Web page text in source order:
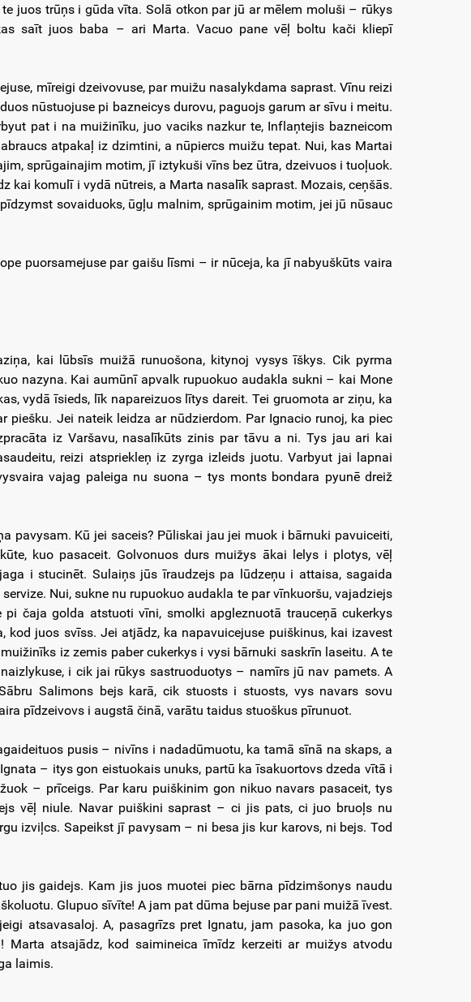
juos trūņs i gūda vīta. Solā otkon par jū ar mēlem moluši – rūkys
saīt juos baba – ari Marta. Vacuo pane vēļ boltu kači kliepī
mīreigi dzeivovuse, par muižu nasalykdama saprast. Vīnu reizi
nūstuojuse pi bazneicys durovu, paguojs garum ar sīvu i meitu.
pat i na muižinīku, juo vaciks nazkur te, Inflaņtejis bazneicom
atpakaļ iz dzimtini, a nūpiercs muižu tepat. Nui, kas Martai
sprūgainajim motim, jī iztykuši vīns bez ūtra, dzeivuos i tuoļuok.
kai komulī i vydā nūtreis, a Marta nasalīk saprast. Mozais, ceņšās.
sovaiduoks, ūgļu malnim, sprūgainim motim, jei jū nūsauc
puorsamejuse par gaišu līsmi – ir nūceja, ka jī nabyuškūts vaira
kai lūbsīs muižā runuošona, kitynoj vysys īškys. Cik pyrma
nazyna. Kai aumūnī apvalk rupuokuo audakla sukni – kai Mone
vydā īsieds, līk napareizuos lītys dareit. Tei gruomota ar ziņu, ka
piešku. Jei nateik leidza ar nūdzierdom. Par Ignacio runoj, ka piec
iz Varšavu, nasalīkūts zinis par tāvu a ni. Tys jau ari kai
reizi atspriekleņ iz zyrga izleids juotu. Varbyut jai lapnai
vajag paleiga nu suona – tys monts bondara pyunē dreiž
pavysam. Kū jei saceis? Pūliskai jau jei muok i bārnuki pavuiceiti,
kuo pasaceit. Golvonuos durs muižys ākai lelys i plotys, vēļ
i stucinēt. Sulaiņs jūs īraudzejs pa lūdzeņu i attaisa, sagaida
Nui, sukne nu rupuokuo audakla te par vīnkuoršu, vajadziejs
čaja golda atstuoti vīni, smolki apgleznuotā trauceņā cukerkys
kod juos svīss. Jei atjādz, ka napavuicejuse puiškinus, kai izavest
iz zemis paber cukerkys i vysi bārnuki saskrīn laseitu. A te
i cik jai rūkys sastruoduotys – namīrs jū nav pamets. A
Salimons bejs karā, cik stuosts i stuosts, vys navars sovu
pīdzeivovs i augstā činā, varātu taidus stuoškus pīrunuot.
pusis – nivīns i nadadūmuotu, ka tamā sīnā na skaps, a
– itys gon eistuokais unuks, partū ka īsakuortovs dzeda vītā i
– prīceigs. Par karu puiškinim gon nikuo navars pasaceit, tys
vēļ niule. Navar puiškini saprast – ci jis pats, ci juo bruoļs nu
izviļcs. Sapeikst jī pavysam – ni besa jis kur karovs, ni bejs. Tod
jis gaidejs. Kam jis juos muotei piec bārna pīdzimšonys naudu
Glupuo sīvīte! A jam pat dūma bejuse par pani muižā īvest.
atsavasaloj. A, pasagrīzs pret Ignatu, jam pasoka, ka juo gon
Marta atsajādz, kod saimineica īmīdz kerzeiti ar muižys atvodu
laimis.